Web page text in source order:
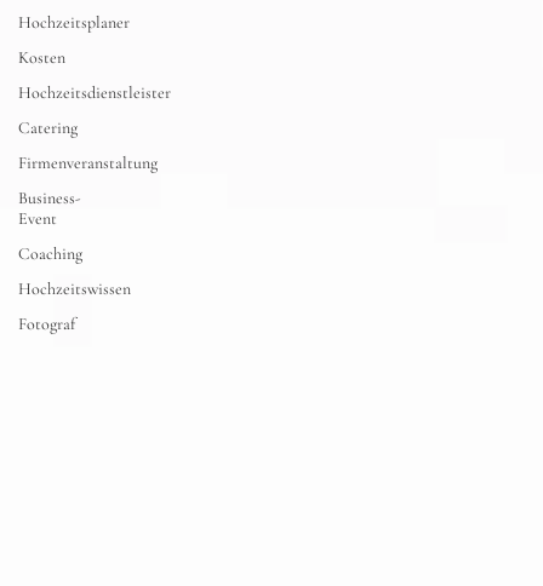
Hochzeitsplaner
Kosten
Hochzeitsdienstleister
Catering
Firmenveranstaltung
Business-
Event
Coaching
Hochzeitswissen
Fotograf